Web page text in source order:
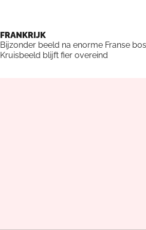
FRANKRIJK
Bijzonder beeld na enorme Franse
Kruisbeeld blijft fier overeind